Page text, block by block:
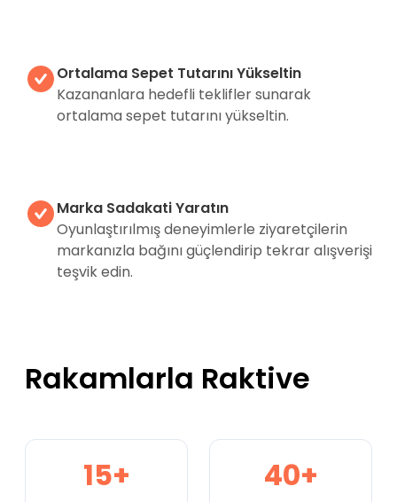
Ortalama Sepet Tutarını Yükseltin
Kazananlara hedefli teklifler sunarak
ortalama sepet tutarını yükseltin.
Marka Sadakati Yaratın
Oyunlaştırılmış deneyimlerle ziyaretçilerin
markanızla bağını güçlendirip tekrar alışverişi
teşvik edin.
Rakamlarla Raktive
15+ 40+